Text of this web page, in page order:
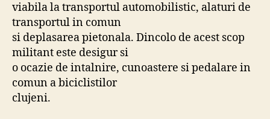
viabila la transportul automobilistic, alaturi de
transportul in comun
si deplasarea pietonala. Dincolo de acest scop
militant este desigur si
o ocazie de intalnire, cunoastere si pedalare in
comun a biciclistilor
clujeni.